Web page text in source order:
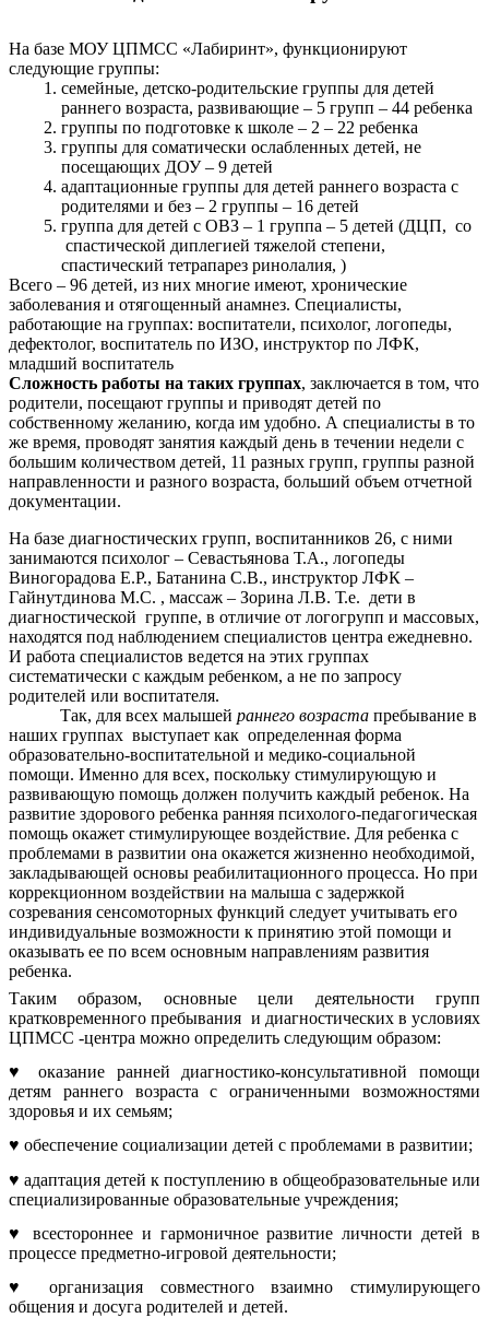
На базе МОУ ЦПМСС «Лабиринт», функционируют
следующие группы:
семейные, детско-родительские группы для детей
раннего возраста, развивающие – 5 групп – 44 ребенка
группы по подготовке к школе – 2 – 22 ребенка
группы для соматически ослабленных детей, не
посещающих ДОУ – 9 детей
адаптационные группы для детей раннего возраста с
родителями и без – 2 группы – 16 детей
группа для детей с ОВЗ – 1 группа – 5 детей (ДЦП, со
спастической диплегией тяжелой степени,
спастический тетрапарез ринолалия, )
Всего – 96 детей, из них многие имеют, хронические
заболевания и отягощенный анамнез. Специалисты,
работающие на группах: воспитатели, психолог, логопеды,
дефектолог, воспитатель по ИЗО, инструктор по ЛФК,
младший воспитатель
Сложность работы на таких группах, заключается в том, что
родители, посещают группы и приводят детей по
собственному желанию, когда им удобно. А специалисты в то
же время, проводят занятия каждый день в течении недели с
большим количеством детей, 11 разных групп, группы разной
направленности и разного возраста, больший объем отчетной
документации.
На базе диагностических групп, воспитанников 26, с ними
занимаются психолог – Севастьянова Т.А., логопеды
Виногорадова Е.Р., Батанина С.В., инструктор ЛФК –
Гайнутдинова М.С. , массаж – Зорина Л.В. Т.е. дети в
диагностической группе, в отличие от логогрупп и массовых,
находятся под наблюдением специалистов центра ежедневно.
И работа специалистов ведется на этих группах
систематически с каждым ребенком, а не по запросу
родителей или воспитателя.
Так, для всех малышейраннего возрастапребывание в
наших группах выступает как определенная форма
образовательно-воспитательной и медико-социальной
помощи. Именно для всех, поскольку стимулирующую и
развивающую помощь должен получить каждый ребенок. На
развитие здорового ребенка ранняя психолого-педагогическая
помощь окажет стимулирующее воздействие. Для ребенка с
проблемами в развитии она окажется жизненно необходимой,
закладывающей основы реабилитационного процесса. Но при
коррекционном воздействии на малыша с задержкой
созревания сенсомоторных функций следует учитывать его
индивидуальные возможности к принятию этой помощи и
оказывать ее по всем основным направлениям развития
ребенка.
Таким образом, основные цели деятельности групп
кратковременного пребывания и диагностических в условиях
ЦПМСС -центра можно определить следующим образом:
♥ оказание ранней диагностико-консультативной помощи
детям раннего возраста с ограниченными возможностями
здоровья и их семьям;
♥ обеспечение социализации детей с проблемами в развитии;
♥ адаптация детей к поступлению в общеобразовательные или
специализированные образовательные учреждения;
♥ всестороннее и гармоничное развитие личности детей в
процессе предметно-игровой деятельности;
♥ организация совместного взаимно стимулирующего
общения и досуга родителей и детей.